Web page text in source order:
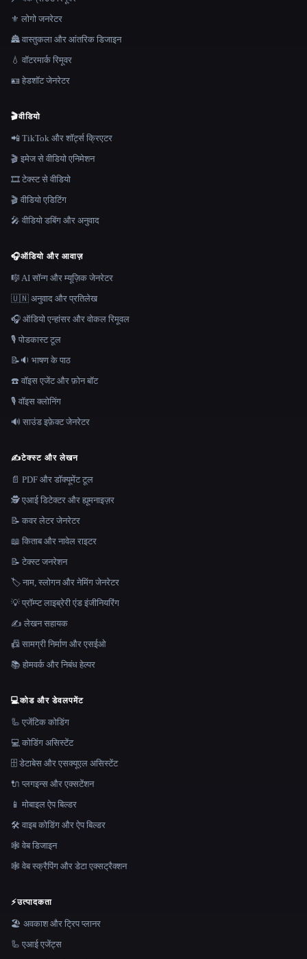
⚜️ लोगो जनरेटर
🏯 वास्तुकला और आंतरिक डिजाइन
💧 वॉटरमार्क रिमूवर
🪪 हेडशॉट जेनरेटर
🎬वीडियो
📲 TikTok और शॉर्ट्स क्रिएटर
🎬 इमेज से वीडियो एनिमेशन
🎞️ टेक्स्ट से वीडियो
🎬 वीडियो एडिटिंग
🎤 वीडियो डबिंग और अनुवाद
🎧ऑडियो और आवाज़
🎼 AI सॉन्ग और म्यूज़िक जेनरेटर
🇺🇳 अनुवाद और प्रतिलेख
🎧 ऑडियो एन्हांसर और वोकल रिमूवल
🎙️ पोडकास्ट टूल
📝🔉 भाषण के पाठ
☎️ वॉइस एजेंट और फ़ोन बॉट
🎙️ वॉइस क्लोनिंग
🔊 साउंड इफ़ेक्ट जेनरेटर
✍️टेक्स्ट और लेखन
📄 PDF और डॉक्यूमेंट टूल
🕵️ एआई डिटेक्टर और ह्यूमनाइज़र
📝 कवर लेटर जेनरेटर
📖 किताब और नावेल राइटर
📝 टेक्स्ट जनरेशन
🏷️ नाम, स्लोगन और नेमिंग जेनरेटर
💡 प्रॉम्प्ट लाइब्रेरी एंड इंजीनियरिंग
✍️ लेखन सहायक
📠 सामग्री निर्माण और एसईओ
📚 होमवर्क और निबंध हेल्पर
💻कोड और डेवलपमेंट
🦾 एजेंटिक कोडिंग
💻 कोडिंग असिस्टेंट
🗄️ डेटाबेस और एसक्यूएल असिस्टेंट
🔌 प्लगइन्स और एक्सटेंशन
📱 मोबाइल ऐप बिल्डर
🛠️ वाइब कोडिंग और ऐप बिल्डर
🕸 वेब डिजाइन
🕸️ वेब स्क्रैपिंग और डेटा एक्सट्रैक्शन
⚡उत्पादकता
🏖 अवकाश और ट्रिप प्लानर
🦾 एआई एजेंट्स